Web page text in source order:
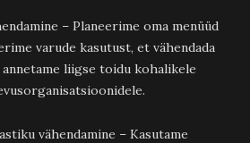
– Planeerime oma menüüd
varude kasutust, et vähendada
annetame liigse toidu kohalikele
vähendamine – Kasutame